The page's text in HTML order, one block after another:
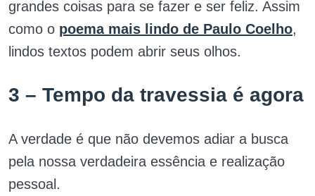
grandes coisas para se fazer e ser feliz. Assim
como o poema mais lindo de Paulo Coelho,
lindos textos podem abrir seus olhos.
3 – Tempo da travessia é agora
A verdade é que não devemos adiar a busca
pela nossa verdadeira essência e realização
pessoal.